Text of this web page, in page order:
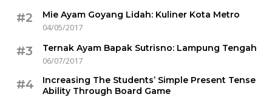
#2
Mie Ayam Goyang Lidah: Kuliner Kota Metro
04/05/2017
#3
Ternak Ayam Bapak Sutrisno: Lampung Tengah
06/07/2017
#4
Increasing The Students’ Simple Present Tense
Ability Through Board Game